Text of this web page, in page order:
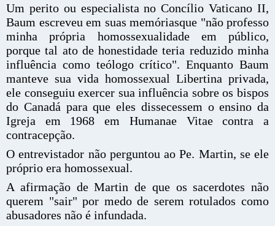
Um perito ou especialista no Concílio Vaticano II,
Baum escreveu em suas memóriasque "não professo
minha própria homossexualidade em público,
porque tal ato de honestidade teria reduzido minha
influência como teólogo crítico". Enquanto Baum
manteve sua vida homossexual Libertina privada,
ele conseguiu exercer sua influência sobre os bispos
do Canadá para que eles dissecessem o ensino da
Igreja em 1968 em Humanae Vitae contra a
contracepção.
O entrevistador não perguntou ao Pe. Martin, se ele
próprio era homossexual.
A afirmação de Martin de que os sacerdotes não
querem "sair" por medo de serem rotulados como
abusadores não é infundada.